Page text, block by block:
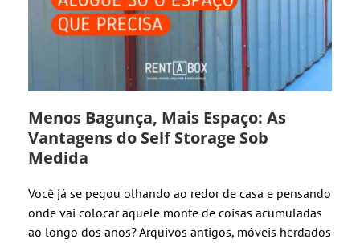
Menos Bagunça, Mais Espaço: As
Vantagens do Self Storage Sob
Medida
Você já se pegou olhando ao redor de casa e pensando
onde vai colocar aquele monte de coisas acumuladas
ao longo dos anos? Arquivos antigos, móveis herdados